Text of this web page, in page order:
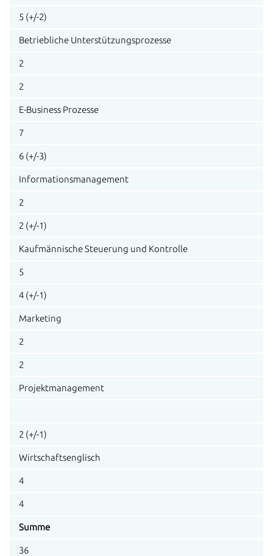
5 (+/-2)
Betriebliche Unterstützungsprozesse
2
2
E-Business Prozesse
7
6 (+/-3)
Informationsmanagement
2
2 (+/-1)
Kaufmännische Steuerung und Kontrolle
5
4 (+/-1)
Marketing
2
2
Projektmanagement
2 (+/-1)
Wirtschaftsenglisch
4
4
Summe
36